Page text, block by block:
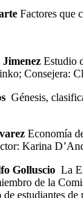
Factores que
Estudio
Consejera:
Génesis,
Economía
Karina
Golluscio La
de la
estudiantes